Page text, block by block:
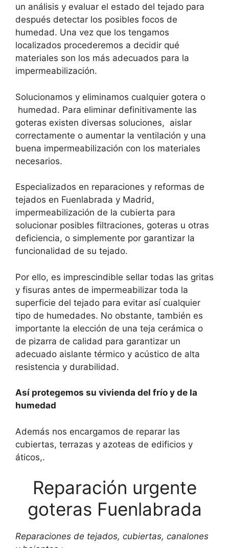
un análisis y evaluar el estado del tejado para
después detectar los posibles focos de
humedad. Una vez que los tengamos
localizados procederemos a decidir qué
materiales son los más adecuados para la
impermeabilización.
Solucionamos y eliminamos cualquier gotera o
humedad. Para eliminar definitivamente las
goteras existen diversas soluciones, aislar
correctamente o aumentar la ventilación y una
buena impermeabilización con los materiales
necesarios.
Especializados en reparaciones y reformas de
tejados en Fuenlabrada y Madrid,
impermeabilización de la cubierta para
solucionar posibles filtraciones, goteras u otras
deficiencia, o simplemente por garantizar la
funcionalidad de su tejado.
Por ello, es imprescindible sellar todas las gritas
y fisuras antes de impermeabilizar toda la
superficie del tejado para evitar así cualquier
tipo de humedades. No obstante, también es
importante la elección de una teja cerámica o
de pizarra de calidad para garantizar un
adecuado aislante térmico y acústico de alta
resistencia y durabilidad.
Así protegemos su vivienda del frío y de la
humedad
Además nos encargamos de reparar las
cubiertas, terrazas y azoteas de edificios y
áticos,.
Reparación urgente
goteras Fuenlabrada
Reparaciones de tejados, cubiertas, canalones